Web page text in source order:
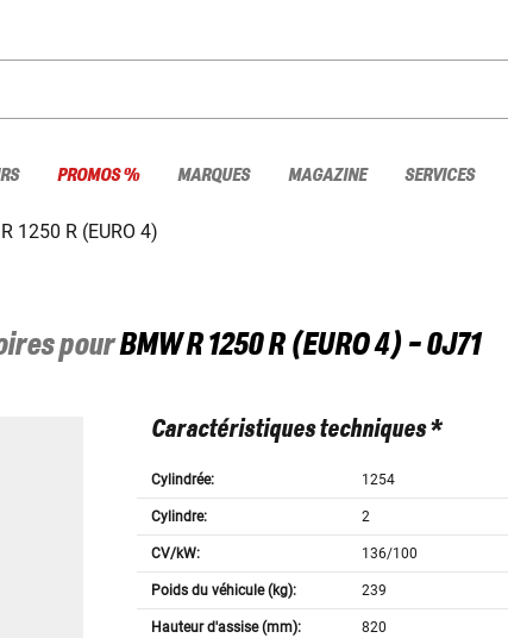
PROMOS % MARQUES MAGAZINE SERVICES
R 1250 R (EURO 4)
pourBMWR 1250 R (EURO 4) - 0J71
Caractéristiques techniques *
Cylindrée: 1254
Cylindre: 2
CV/kW: 136/100
Poids du véhicule (kg): 239
Hauteur d'assise (mm): 820